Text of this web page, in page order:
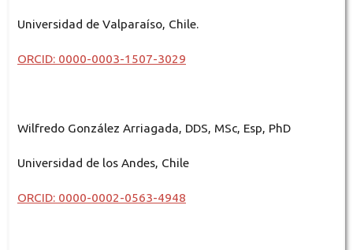
Universidad de Valparaíso, Chile.
ORCID: 0000-0003-1507-3029
Wilfredo González Arriagada, DDS, MSc, Esp, PhD
Universidad de los Andes, Chile
ORCID: 0000-0002-0563-4948